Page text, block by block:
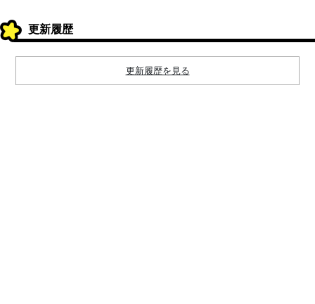
更新履歴
更新履歴を見る